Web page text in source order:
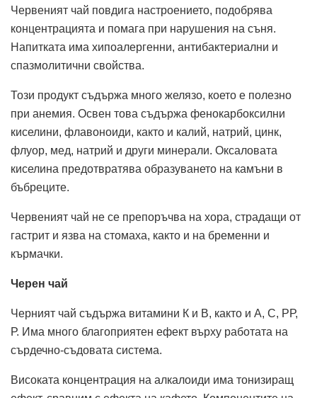
Червеният чай повдига настроението, подобрява
концентрацията и помага при нарушения на съня.
Напитката има хипоалергенни, антибактериални и
спазмолитични свойства.
Този продукт съдържа много желязо, което е полезно
при анемия. Освен това съдържа фенокарбоксилни
киселини, флавоноиди, както и калий, натрий, цинк,
флуор, мед, натрий и други минерали. Оксаловата
киселина предотвратява образуването на камъни в
бъбреците.
Червеният чай не се препоръчва на хора, страдащи от
гастрит и язва на стомаха, както и на бременни и
кърмачки.
Черен чай
Черният чай съдържа витамини К и В, както и А, С, РР,
Р. Има много благоприятен ефект върху работата на
сърдечно-съдовата система.
Високата концентрация на алкалоиди има тонизиращ